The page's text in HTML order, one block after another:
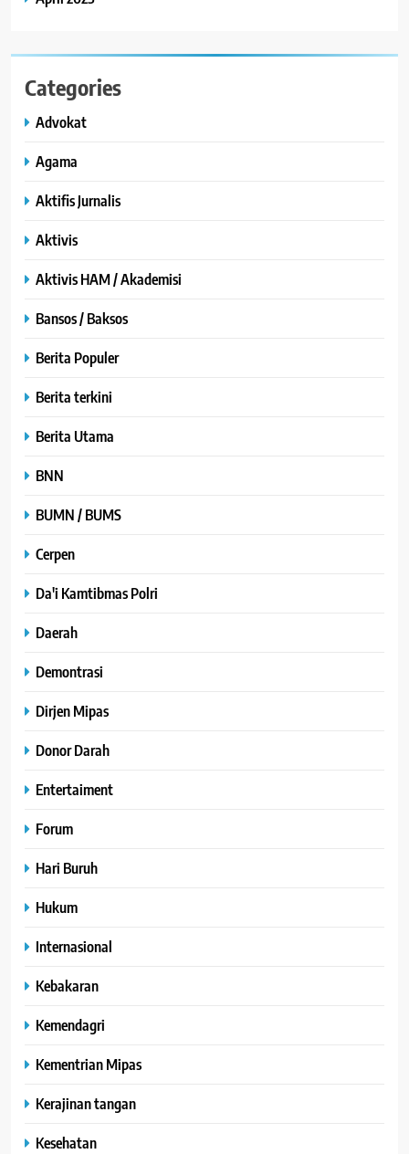
Categories
Advokat
Agama
Aktifis Jurnalis
Aktivis
Aktivis HAM / Akademisi
Bansos / Baksos
Berita Populer
Berita terkini
Berita Utama
BNN
BUMN / BUMS
Cerpen
Da'i Kamtibmas Polri
Daerah
Demontrasi
Dirjen Mipas
Donor Darah
Entertaiment
Forum
Hari Buruh
Hukum
Internasional
Kebakaran
Kemendagri
Kementrian Mipas
Kerajinan tangan
Kesehatan